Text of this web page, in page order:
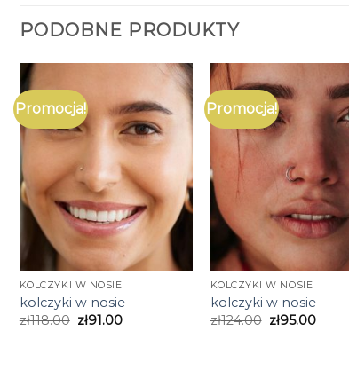
PODOBNE PRODUKTY
Promocja!
KOLCZYKI W NOSIE
kolczyki w nosie
zł118.00 zł91.00
Promocja!
KOLCZYKI W NOSIE
kolczyki w nosie
zł124.00 zł95.00